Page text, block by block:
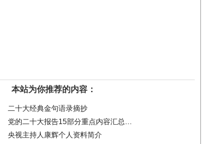
本站为你推荐的内容：
二十大经典金句语录摘抄
党的二十大报告15部分重点内容汇总…
央视主持人康辉个人资料简介